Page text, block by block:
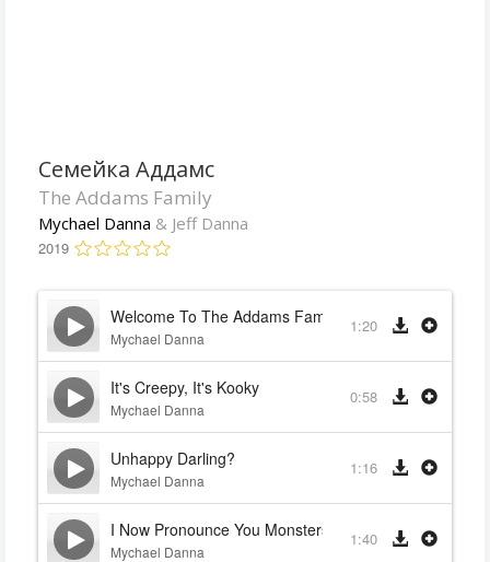
Семейка Аддамс
The Addams Family
Mychael Danna & Jeff Danna
2019
Welcome To The Addams Family
Mychael Danna
1:20
It's Creepy, It's Kooky
Mychael Danna
0:58
Unhappy Darling?
Mychael Danna
1:16
I Now Pronounce You Monsters
Mychael Danna
1:40